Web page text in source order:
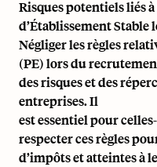
Risques potentiels liés
d’Établissement
Négliger les règles
(PE) lors du
des risques et des
entreprises. Il
est essentiel pour
respecter ces règles
d’impôts et atteintes à